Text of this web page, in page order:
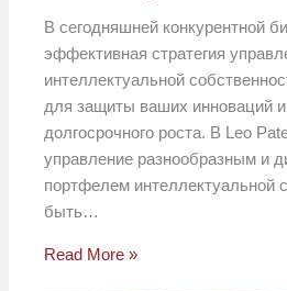
В сегодняшней конкурентной
эффективная стратегия
интеллектуальной
для защиты ваших инноваций
долгосрочного роста. В Leo
управление разнообразным и
портфелем интеллектуальной
быть…
Read More »